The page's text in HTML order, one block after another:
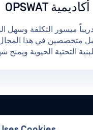
أكاديمية OPSWAT
ميسور التكلفة وسهل
متخصصين في هذا المجال
التحتية الحيوية ويمنح